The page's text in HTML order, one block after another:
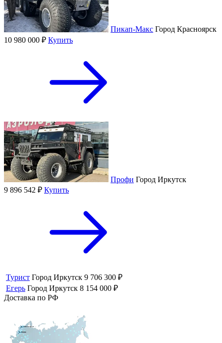
Пикап-Макс ГородКрасноярск
10 980 000 ₽ Купить
Профи ГородИркутск
9 896 542 ₽ Купить
Турист Город Иркутск 9 706 300 ₽
Егерь Город Иркутск 8 154 000 ₽
Доставка по РФ